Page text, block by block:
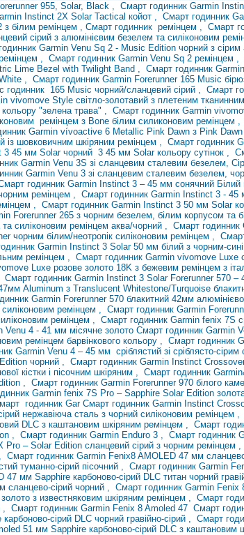
955, Solar, Black , Смарт годинник Garmin
Instinct 2X Solar Tactical койот , Смарт годинник
з білим ремінцем , Смарт годинник ремінцем , Смарт
сірий з алюмінієвим безелем та силіконовим
Garmin Venu Sq 2 - Music Edition чорний з сірим
, Смарт годинник Garmin Venu Sq 2 ремінцем ,
Lime Bezel with Twilight Band , Смарт годинник
, Смарт годинник Garmin Forerunner 165 Music
годинник 165 Music чорний/сланцевий сірий , Смарт
vivomove Style світло-золотавий з плетеним
"зелена трава" , Смарт годинник Garmin
ремінцем з Bone білим силиконовим ремінцем ,
Garmin vívoactive 6 Metallic Pink Dawn з Pink
шовковичним шкіряним ремінцем , Смарт годинник
3 45 мм Solar чорний 3 45 мм Solar кольору сутінок ,
Garmin Venu 3S зі сланцевим сталевим безелем,
Garmin Venu 3 зі сланцевим сталевим безелем,
годинник Garmin Instinct 3 – 45 мм сонячний Білий
ремінцем , Смарт годинник Garmin Instinct 3 - 45
, Смарт годинник Garmin Instinct 3 50 мм Solar
Forerunner 265 з чорним безелем, білим корпусом та
силіконовим ремінцем аква/чорний , Смарт годинник
чорним білим/неотропік силіконовим ремінцем ,
Garmin Instinct 3 Solar 50 мм білий з чорним-
ремінцем , Смарт годинник Garmin vivomove Luxe
Luxe розове золото 18K з бежевим ремінцем з
Смарт годинник Garmin Instinct 3 Solar Forerunner 570 –
Aluminum з Translucent Whitestone/Turquoise
Garmin Forerunner 570 блакитний 42мм алюмінієво
ремінцем , Смарт годинник Garmin
ремінцем , Смарт годинник Garmin fenix 7S
Venu 4 - 41 мм місячне золото Смарт годинник Garmin
ремінцем барвінкового кольору , Смарт годинник
Garmin Venu 4 – 45 мм сріблястий зі сріблясто-
чорний , Смарт годинник Garmin Instinct
кістки і пісочним шкіряним , Смарт годинник
, Смарт годинник Garmin Forerunner 970 білого
Garmin fenix 7S Pro – Sapphire Solar Edition
годинник Gar Смарт годинник Garmin Instinct
нержавіюча сталь з чорний силіконовим ремінцем ,
DLC з каштановим шкіряним ремінцем , Смарт
, Смарт годинник Garmin Enduro 3 , Смарт годинник
Pro – Solar Edition сланцевий сірий з чорним ремінцем ,
, Смарт годинник Garmin Fenix​​8 AMOLED 47 мм
туманно-сірий пісочний , Смарт годинник Garmin
мм Sapphire карбоново-сірий DLC титан чорний
сланцево-сірий чорний , Смарт годинник Garmin Fenix
з известняковим шкіряним ремінцем , Смарт
, Смарт годинник Garmin Fenix ​​8 Amoled 47 Смарт
карбоново-сірий DLC чорний гравійно-сірий , Смарт
51 мм Sapphire карбоново-сірий DLC з каштановим